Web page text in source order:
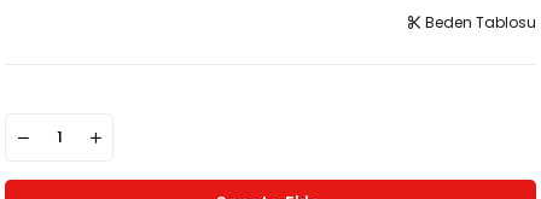
Beden Tablosu